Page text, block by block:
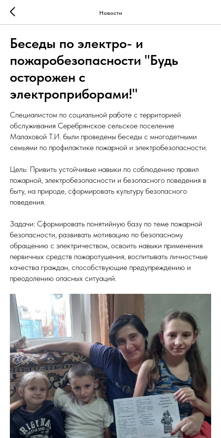
Новости
Беседы по электро- и
пожаробезопасности "Будь
осторожен с
электроприборами!"
Специалистом по социальной работе с территорией
обслуживания Серебрянское сельское поселение
Малаховой Т.И. были проведены беседы с многодетными
семьями по профилактике пожарной и электробезопасности.
Цель: Привить устойчивые навыки по соблюдению правил
пожарной, электробезопасности и безопасного поведения в
быту, на природе, сформировать культуру безопасного
поведения.
Задачи: Сформировать понятийную базу по теме пожарной
безопасности, развивать мотивацию по безопасному
обращению с электричеством, освоить навыки применения
первичных средств пожаротушения, воспитывать личностные
качества граждан, способствующие предупреждению и
преодолению опасных ситуаций.